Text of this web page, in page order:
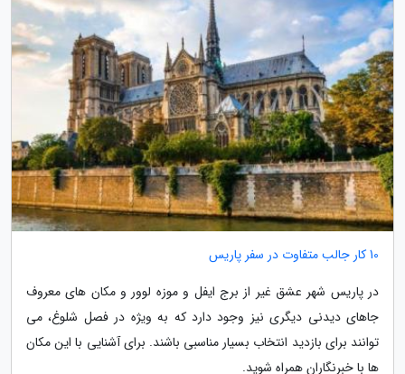
10 کار جالب متفاوت در سفر پاریس
در پاریس شهر عشق غیر از برج ایفل و موزه لوور و مکان های معروف
جاهای دیدنی دیگری نیز وجود دارد که به ویژه در فصل شلوغ، می
توانند برای بازدید انتخاب بسیار مناسبی باشند. برای آشنایی با این مکان
ها با خبرنگاران همراه شوید.